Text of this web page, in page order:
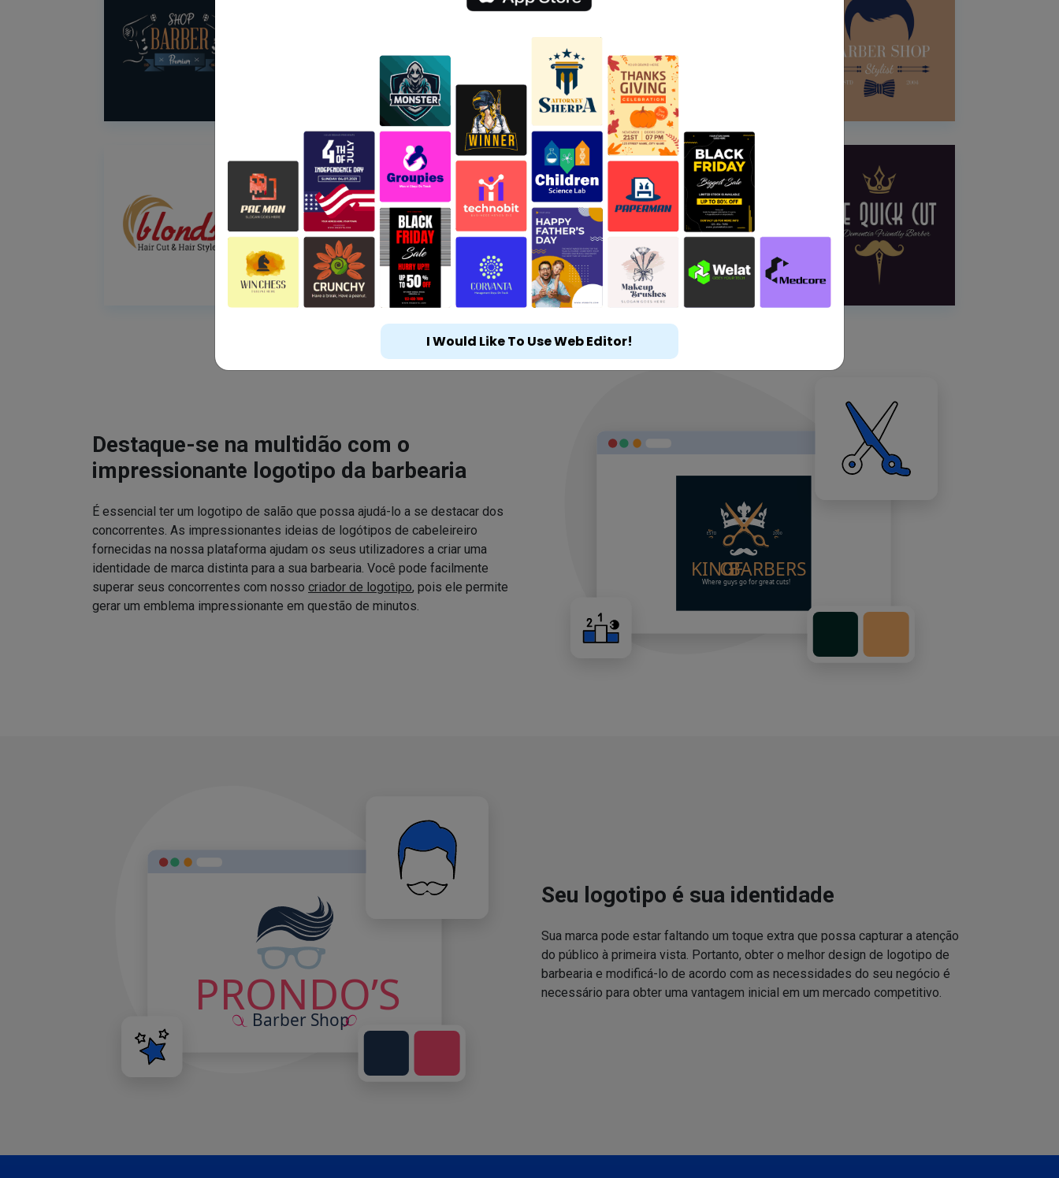
Destaque-se na multidão com o
impressionante logotipo da barbearia
É essencial ter um logotipo de salão que possa ajudá-lo a se destacar dos
concorrentes. As impressionantes ideias de logótipos de cabeleireiro
fornecidas na nossa plataforma ajudam os seus utilizadores a criar uma
identidade de marca distinta para a sua barbearia. Você pode facilmente
superar seus concorrentes com nosso criador de logotipo, pois ele permite
gerar um emblema impressionante em questão de minutos.
Seu logotipo é sua identidade
Sua marca pode estar faltando um toque extra que possa capturar a atenção
do público à primeira vista. Portanto, obter o melhor design de logotipo de
barbearia e modificá-lo de acordo com as necessidades do seu negócio é
necessário para obter uma vantagem inicial em um mercado competitivo.
I Would Like To Use Web Editor!